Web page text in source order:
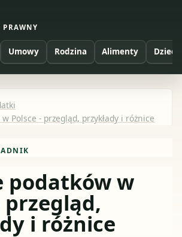
PRAWNY
Umowy Rodzina Alimenty Dzieci
Polsce - przegląd, przykłady i różnice
podatków w
przegląd,
i różnice